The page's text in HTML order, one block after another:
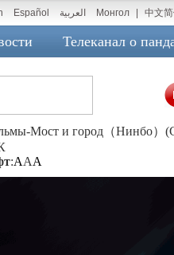
Español العربية Монгол 中文
Телеканал о
Мост и город（Нинбо）
:AAA